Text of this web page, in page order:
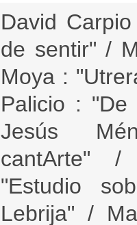
David
de sentir" /
Moya :
Palicio :
Jesús
cantArte"
"Estudio
Lebrija" /